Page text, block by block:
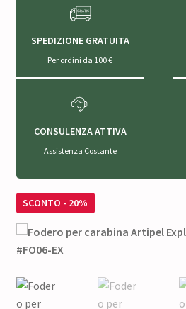
SPEDIZIONE GRATUITA
Per ordini da 100 €
CONSULENZA ATTIVA
Assistenza Costante
SCONTO - 20%